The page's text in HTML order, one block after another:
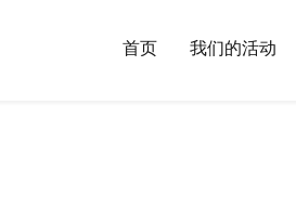
首页 我们的活动